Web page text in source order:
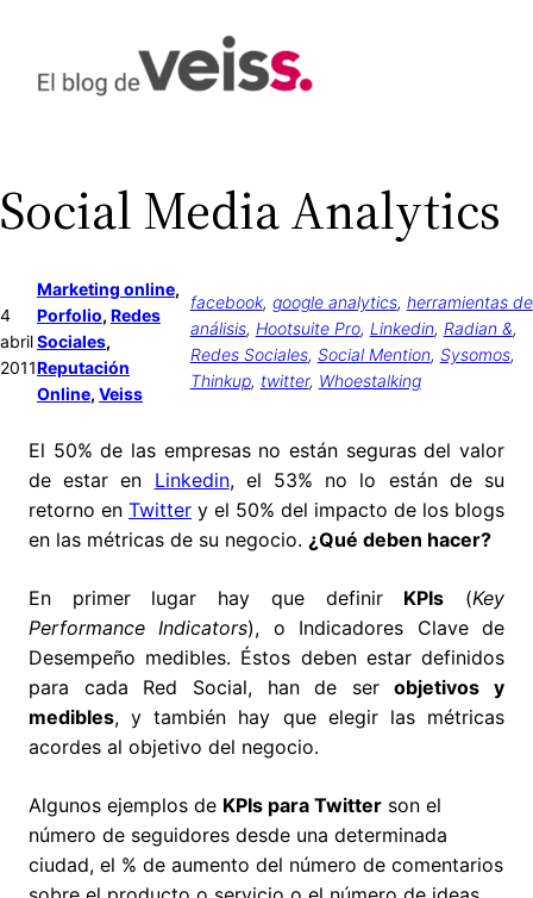
contenido
Social Media Analytics
4
abril
2011
Marketing online
Porfolio, Redes
Sociales
Reputación
Online, Veiss
facebook, google analytics, herramientas de
análisis, Hootsuite Pro, Linkedin, Radian &
Redes Sociales, Social Mention, Sysomos
Thinkup, twitter, Whoestalking
El 50% de las empresas no están seguras del valor
de estar en Linkedin, el 53% no lo están de su
retorno en Twitter y el 50% del impacto de los blogs
en las métricas de su negocio. ¿Qué deben hacer?
En primer lugar hay que definir KPIs (Key
Performance Indicators), o Indicadores Clave de
Desempeño medibles. Éstos deben estar definidos
para cada Red Social, han de serobjetivos y
medibles, y también hay que elegir las métricas
acordes al objetivo del negocio.
Algunos ejemplos de KPIs para Twitter son el
número de seguidores desde una determinada
ciudad, el % de aumento del número de comentarios